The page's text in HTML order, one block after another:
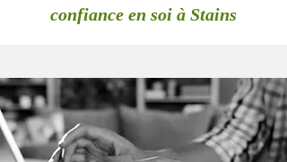
confiance en soi à Stains